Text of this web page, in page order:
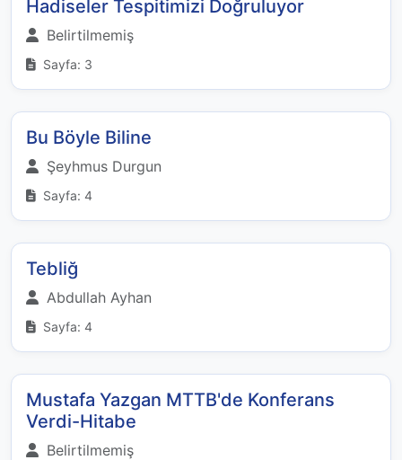
Hadiseler Tespitimizi Doğruluyor
Belirtilmemiş
Sayfa: 3
Bu Böyle Biline
Şeyhmus Durgun
Sayfa: 4
Tebliğ
Abdullah Ayhan
Sayfa: 4
Mustafa Yazgan MTTB'de Konferans
Verdi-Hitabe
Belirtilmemiş